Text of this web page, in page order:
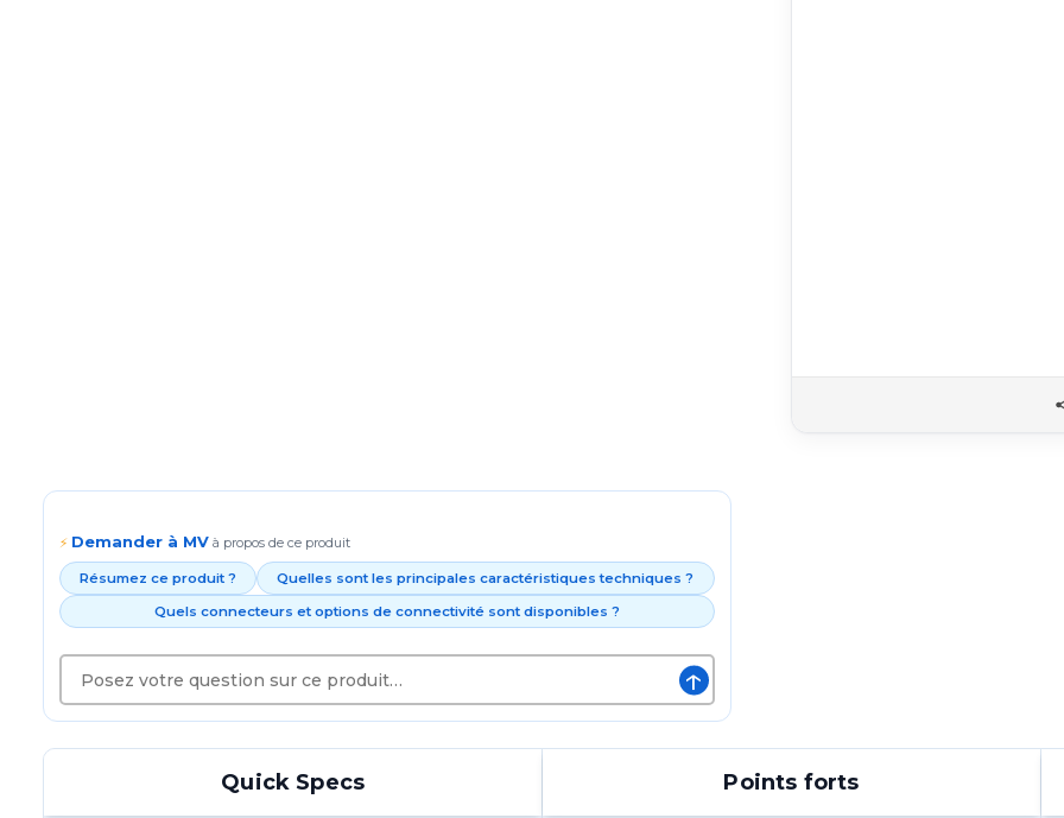
⚡ Demander à MV à propos de ce produit
Résumez ce produit ?
Quelles sont les principales caractéristiques techniques ?
Quels connecteurs et options de connectivité sont disponibles ?
↑
Quick Specs Points forts